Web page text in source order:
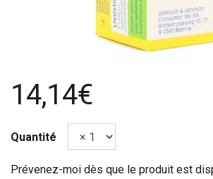
14,14€
Quantité
Prévenez-moi dès que le produit est